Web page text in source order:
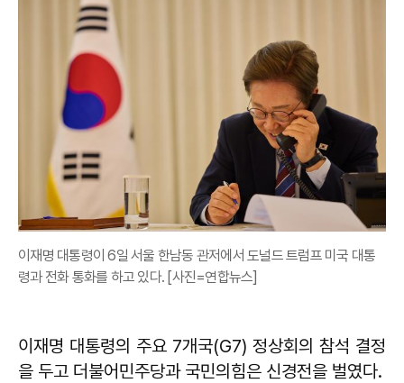
이재명 대통령이 6일 서울 한남동 관저에서 도널드 트럼프 미국 대통
령과 전화 통화를 하고 있다. [사진=연합뉴스]
이재명 대통령의 주요 7개국(G7) 정상회의 참석 결정
을 두고 더불어민주당과 국민의힘은 신경전을 벌였다.